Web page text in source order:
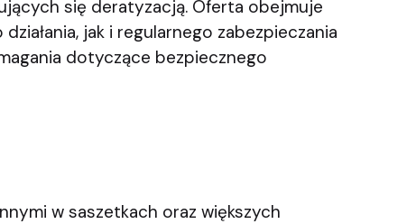
się deratyzacją. Oferta obejmuje
jak i regularnego zabezpieczania
dotyczące bezpiecznego
w saszetkach oraz większych